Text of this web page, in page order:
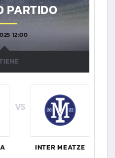
PARTIDO
12:00
VS
INTER MEATZE